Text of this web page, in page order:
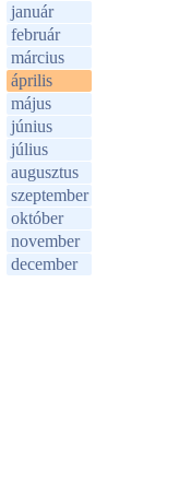
január
február
március
április
május
június
július
augusztus
szeptember
október
november
december